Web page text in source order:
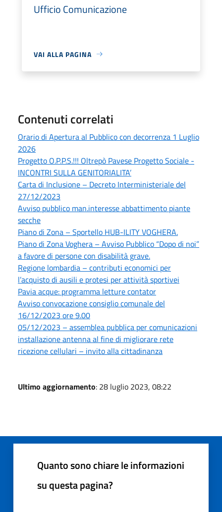
Ufficio Comunicazione
VAI ALLA PAGINA
Contenuti correlati
Orario di Apertura al Pubblico con decorrenza 1 Luglio
2026
Progetto O.P.P.S.!!! Oltrepò Pavese Progetto Sociale -
INCONTRI SULLA GENITORIALITA’
Carta di Inclusione – Decreto Interministeriale del
27/12/2023
Avviso pubblico man.interesse abbattimento piante
secche
Piano di Zona – Sportello HUB-ILITY VOGHERA.
Piano di Zona Voghera – Avviso Pubblico “Dopo di noi”
a favore di persone con disabilità grave.
Regione lombardia – contributi economici per
l’acquisto di ausili e protesi per attività sportivei
Pavia acque: programma letture contator
Avviso convocazione consiglio comunale del
16/12/2023 ore 9.00
05/12/2023 – assemblea pubblica per comunicazioni
installazione antenna al fine di migliorare rete
ricezione cellulari – invito alla cittadinanza
Ultimo aggiornamento: 28 luglio 2023, 08:22
Quanto sono chiare le informazioni
su questa pagina?